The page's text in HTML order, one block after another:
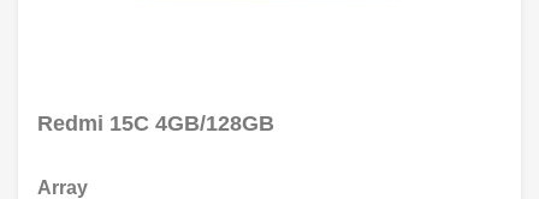
Redmi 15C 4GB/128GB
Array